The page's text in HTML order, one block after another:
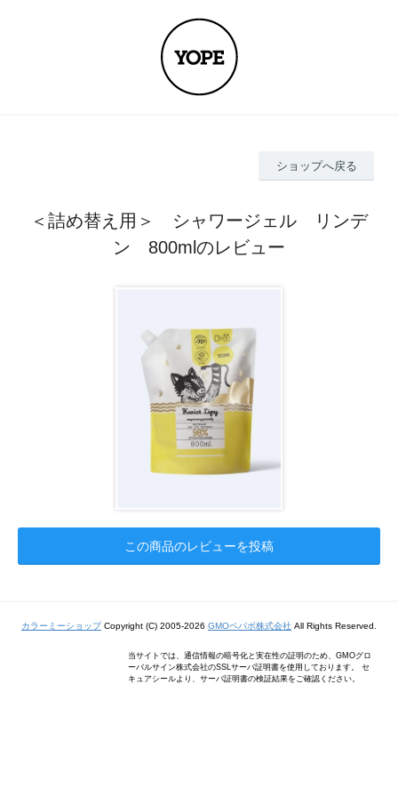
ショップへ戻る
＜詰め替え用＞ シャワージェル リンデ
ン 800mlのレビュー
この商品のレビューを投稿
カラーミーショップCopyright (C) 2005-2026 GMOペパボ株式会社 All Rights Reserved.
当サイトでは、通信情報の暗号化と実在性の証明のため、GMOグロ
ーバルサイン株式会社のSSLサーバ証明書を使用しております。 セ
キュアシールより、サーバ証明書の検証結果をご確認ください。